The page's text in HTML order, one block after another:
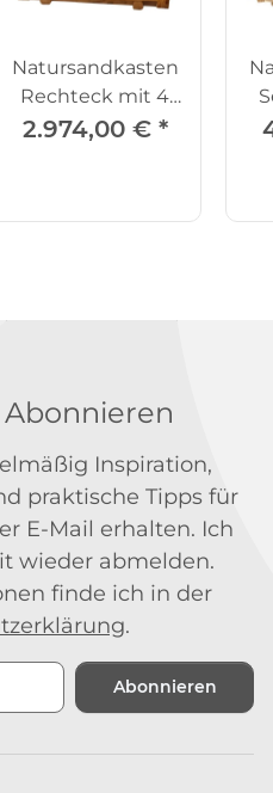
Natursandkasten
Rechteck mit 4
Ecktischen
2.974,00 € *
Inspiration,
praktische Tipps für
E-Mail erhalten. Ich
wieder abmelden.
finde ich in der
.
Abonnieren